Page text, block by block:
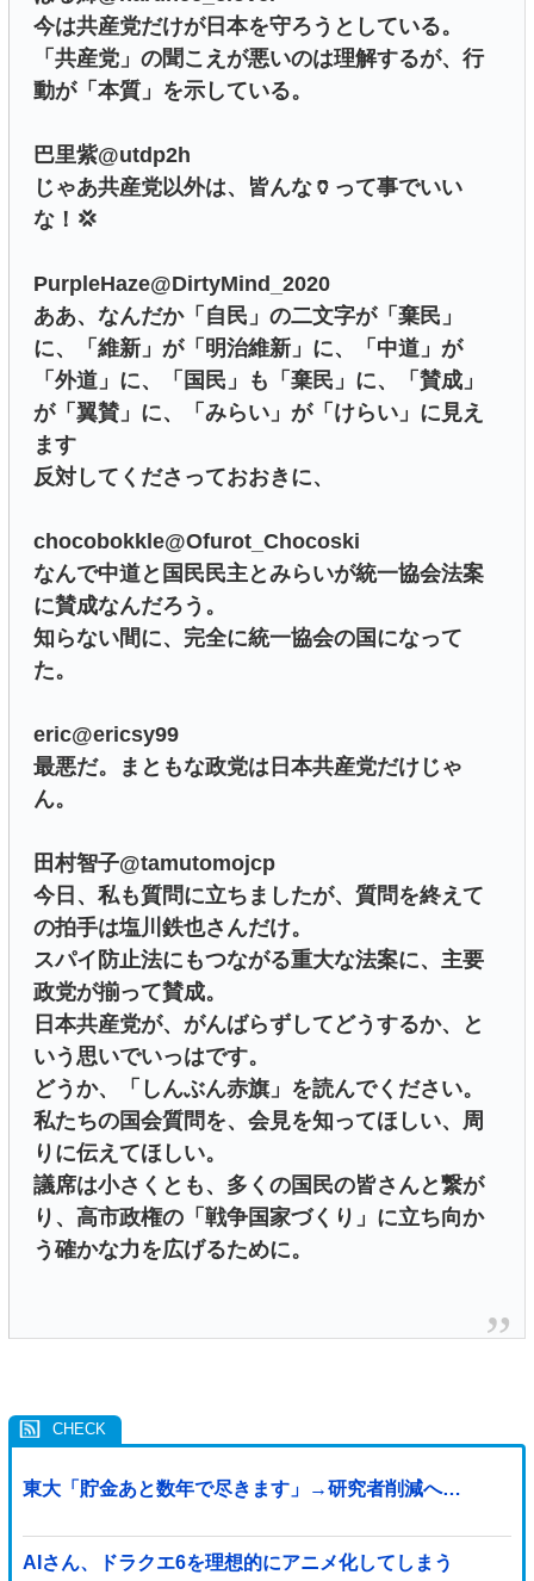
今は共産党だけが日本を守ろうとしている。
「共産党」の聞こえが悪いのは理解するが、行
動が「本質」を示している。
巴里紫@utdp2h
じゃあ共産党以外は、皆んな🏺って事でいい
な！💢
PurpleHaze@DirtyMind_2020
ああ、なんだか「自民」の二文字が「棄民」
に、「維新」が「明治維新」に、「中道」が
「外道」に、「国民」も「棄民」に、「賛成」
が「翼賛」に、「みらい」が「けらい」に見え
ます
反対してくださっておおきに、
chocobokkle@Ofurot_Chocoski
なんで中道と国民民主とみらいが統一協会法案
に賛成なんだろう。
知らない間に、完全に統一協会の国になって
た。
eric@ericsy99
最悪だ。まともな政党は日本共産党だけじゃ
ん。
田村智子@tamutomojcp
今日、私も質問に立ちましたが、質問を終えて
の拍手は塩川鉄也さんだけ。
スパイ防止法にもつながる重大な法案に、主要
政党が揃って賛成。
日本共産党が、がんばらずしてどうするか、と
いう思いでいっはです。
どうか、「しんぶん赤旗」を読んでください。
私たちの国会質問を、会見を知ってほしい、周
りに伝えてほしい。
議席は小さくとも、多くの国民の皆さんと繋が
り、高市政権の「戦争国家づくり」に立ち向か
う確かな力を広げるために。
東大「貯金あと数年で尽きます」→研究者削減へ…
AIさん、ドラクエ6を理想的にアニメ化してしまう